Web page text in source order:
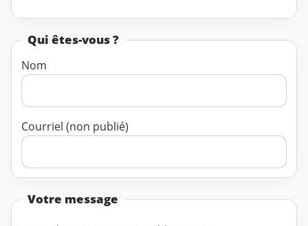
Qui êtes-vous ?
Nom
Courriel (non publié)
Votre message